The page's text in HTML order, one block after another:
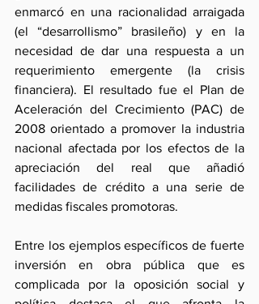
enmarcó en una racionalidad arraigada
(el “desarrollismo” brasileño) y en la
necesidad de dar una respuesta a un
requerimiento emergente (la crisis
financiera). El resultado fue el Plan de
Aceleración del Crecimiento (PAC) de
2008 orientado a promover la industria
nacional afectada por los efectos de la
apreciación del real que añadió
facilidades de crédito a una serie de
medidas fiscales promotoras.
Entre los ejemplos específicos de fuerte
inversión en obra pública que es
complicada por la oposición social y